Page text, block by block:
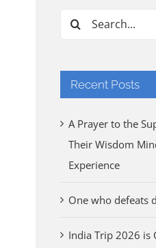
Search
Recent Posts
A Prayer to the
Their Wisdom
Experience
One who defeats
India Trip 2026 is